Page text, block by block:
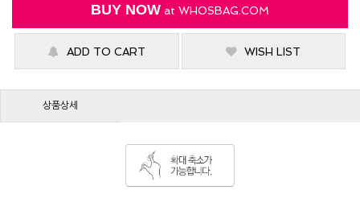
BUY NOW at WHOSBAG.COM
ADD TO CART WISH LIST
상품상세